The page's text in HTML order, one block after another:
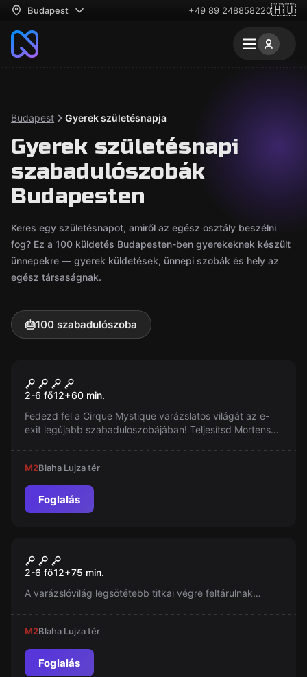
Budapest +49 89 248858220🇭🇺
Budapest Gyerek születésnapja
Gyerek születésnapi
szabadulószobák
Budapesten
Keres egy születésnapot, amiről az egész osztály beszélni
fog? Ez a 100 küldetés Budapesten-ben gyerekeknek készült
ünnepekre — gyerek küldetések, ünnepi szobák és hely az
egész társaságnak.
🎂100 szabadulószoba
Új
Cirque Mystique
2-6 fő12+60 min.
Fedezd fel a Cirque Mystique varázslatos világát az e-
exit legújabb szabadulószobájában! Teljesítsd Mortensen
meglepetések várnak rád - csak nálunk találkozhatsz
ilyen élménnyel!
M2Blaha Lujza tér
Foglalás
Új
Varázsvilág - A Titkok
Kamrája
2-6 fő12+75 min.
A varázslóvilág legsötétebb titkai végre feltárulnak…
M2Blaha Lujza tér
Foglalás